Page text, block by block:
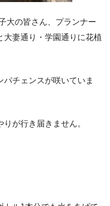
大の皆さん、プランナー
大妻通り・学園通りに花植
パチェンスが咲いていま
が行き届きません。